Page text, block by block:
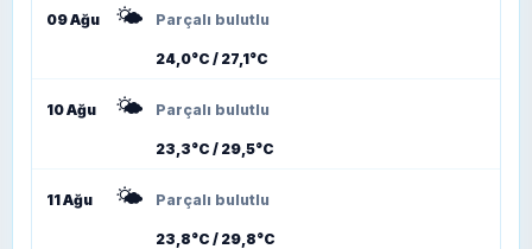
09 Ağu 🌤️ Parçalı bulutlu
24,0°C / 27,1°C
10 Ağu 🌤️ Parçalı bulutlu
23,3°C / 29,5°C
11 Ağu 🌤️ Parçalı bulutlu
23,8°C / 29,8°C